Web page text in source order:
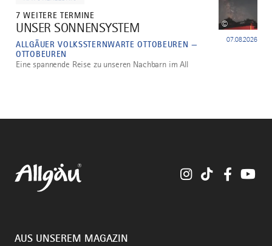
7 WEITERE TERMINE
5
UNSER SONNENSYSTEM
ALLGÄUER VOLKSSTERNWARTE OTTOBEUREN —
OTTOBEUREN
07.08.2026
©
Eine spannende Reise zu unseren Nachbarn im All
InstagramTikTok
AUS UNSEREM MAGAZIN